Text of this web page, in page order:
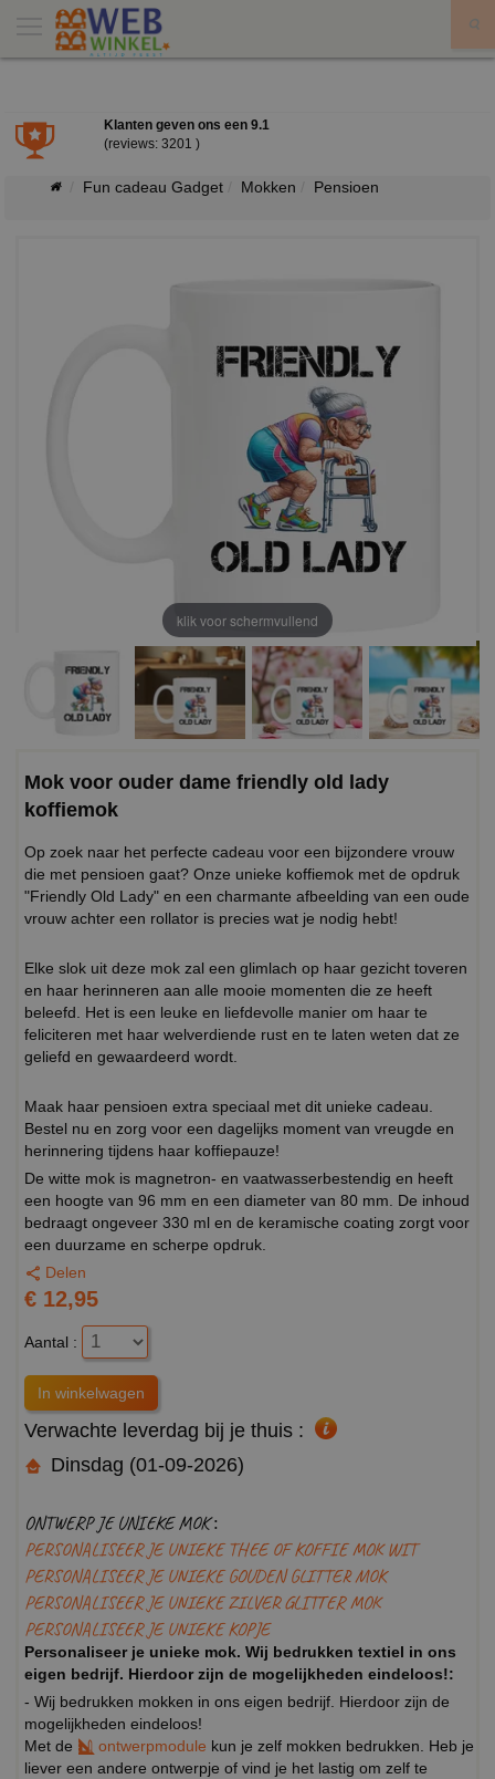
Klanten geven ons een 9.1
(reviews: 3201 )
Fun cadeau Gadget Mokken Pensioen
klik voor schermvullend
Mok voor ouder dame friendly old lady
koffiemok
Op zoek naar het perfecte cadeau voor een bijzondere vrouw
die met pensioen gaat? Onze unieke koffiemok met de opdruk
"Friendly Old Lady" en een charmante afbeelding van een oude
vrouw achter een rollator is precies wat je nodig hebt!
Elke slok uit deze mok zal een glimlach op haar gezicht toveren
en haar herinneren aan alle mooie momenten die ze heeft
beleefd. Het is een leuke en liefdevolle manier om haar te
feliciteren met haar welverdiende rust en te laten weten dat ze
geliefd en gewaardeerd wordt.
Maak haar pensioen extra speciaal met dit unieke cadeau.
Bestel nu en zorg voor een dagelijks moment van vreugde en
herinnering tijdens haar koffiepauze!
De witte mok is magnetron- en vaatwasserbestendig en heeft
een hoogte van 96 mm en een diameter van 80 mm. De inhoud
bedraagt ongeveer 330 ml en de keramische coating zorgt voor
een duurzame en scherpe opdruk.
Delen
€ 12,95
Aantal :
Verwachte leverdag bij je thuis :
Dinsdag (01-09-2026)
ONTWERP JE UNIEKE MOK :
PERSONALISEER JE UNIEKE THEE OF KOFFIE MOK WIT
PERSONALISEER JE UNIEKE GOUDEN GLITTER MOK
PERSONALISEER JE UNIEKE ZILVER GLITTER MOK
PERSONALISEER JE UNIEKE KOPJE
Personaliseer je unieke mok. Wij bedrukken textiel in ons
eigen bedrijf. Hierdoor zijn de mogelijkheden eindeloos!:
- Wij bedrukken mokken in ons eigen bedrijf. Hierdoor zijn de
mogelijkheden eindeloos!
Met de
ontwerpmodule kun je zelf mokken bedrukken. Heb je
liever een andere ontwerpje of vind je het lastig om zelf te